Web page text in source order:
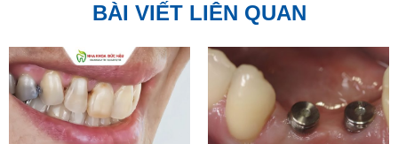
BÀI VIẾT LIÊN QUAN